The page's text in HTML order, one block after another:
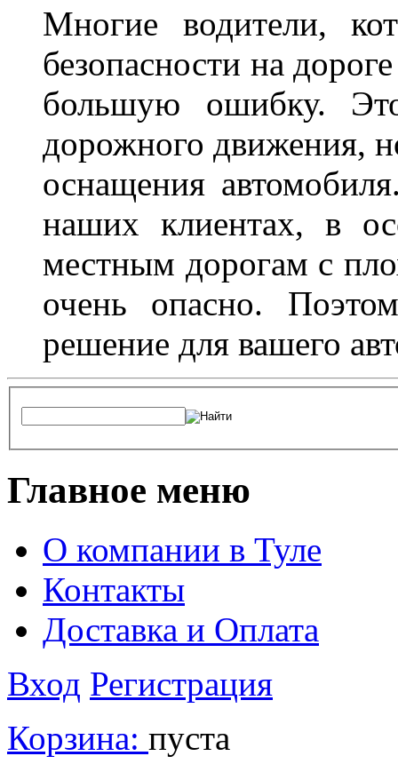
Многие водители,
безопасности на
большую ошибку.
дорожного движения,
оснащения
наших клиентах, в
местным дорогам с
очень опасно.
решение для вашего
Главное меню
О компании в Туле
Контакты
Доставка и Оплата
Вход Регистрация
Корзина: пуста